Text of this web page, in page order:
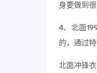
身要做到
4、北面
的，通过
北面冲锋